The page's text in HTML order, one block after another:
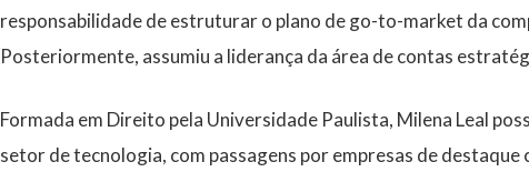
responsabilidade de estruturar o plano dego-to-market da
Posteriormente, assumiu a liderança da área decontas
Formada em Direito pela Universidade Paulista, Milena Leal
setor de tecnologia, com passagens por empresas de destaque